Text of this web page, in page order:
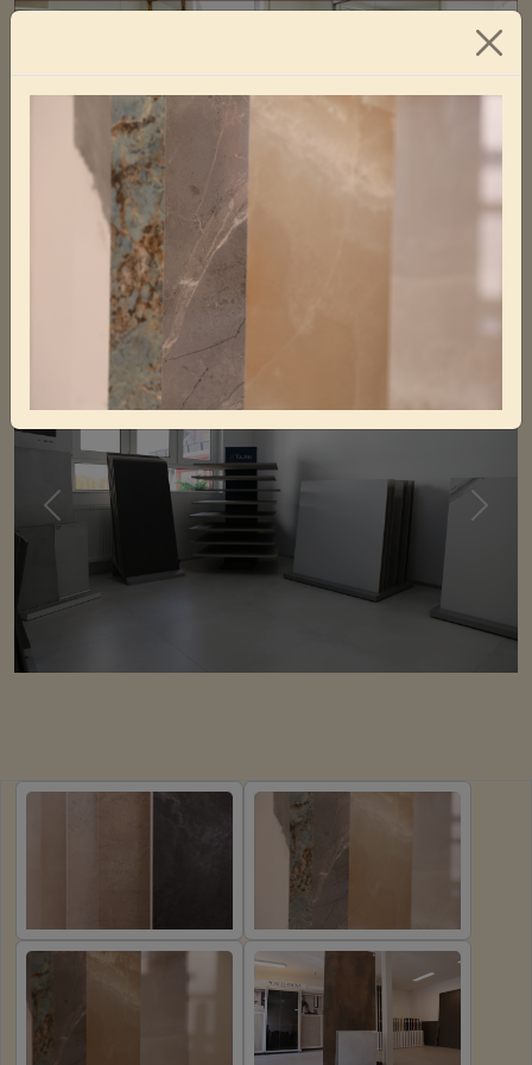
STEFAN RIHM
Der Fliesenladen
In den letzten Jahren gab es im Fliesensektor einen
immensen Wandel.
Previous Next